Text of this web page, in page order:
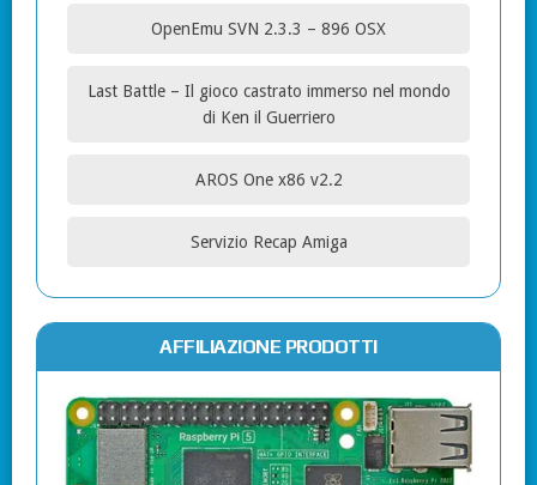
OpenEmu SVN 2.3.3 – 896 OSX
Last Battle – Il gioco castrato immerso nel mondo
di Ken il Guerriero
AROS One x86 v2.2
Servizio Recap Amiga
AFFILIAZIONE PRODOTTI